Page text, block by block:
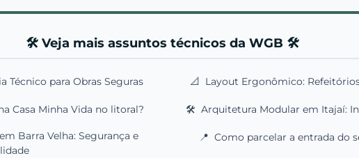
🛠️ Veja mais assuntos técnicos da WGB 🛠️
Técnico para Obras Seguras 📐 Layout Ergonômico:
Casa Minha Vida no litoral? 🛠️ Arquitetura Modular em Itajaí:
Barra Velha: Segurança e
📍 Como parcelar a entrada do